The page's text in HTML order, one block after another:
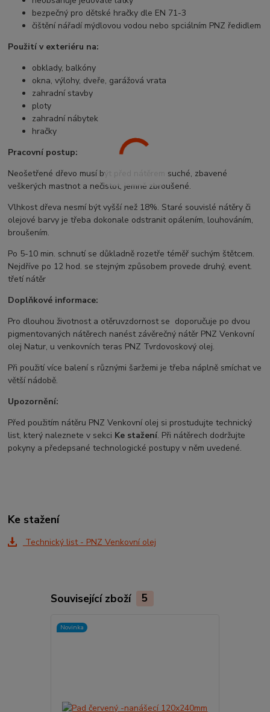
bezpečný pro dětské hračky dle EN 71-3
čištění nářadí mýdlovou vodou nebo spciálním PNZ ředidlem
Použití v exteriéru na:
obklady, balkóny
okna, výlohy, dveře, garážová vrata
zahradní stavby
ploty
zahradní nábytek
hračky
Pracovní postup:
Neošetřené dřevo musí být před nátěrem suché, zbavené
veškerých mastnot a nečistot, jemně zbroušené.
Vlhkost dřeva nesmí být vyšší než 18%. Staré souvislé nátěry či
olejové barvy je třeba dokonale odstranit opálením, louhováním,
broušením.
Po 5-10 min. schnutí se důkladně rozetře téměř suchým štětcem.
Nejdříve po 12 hod. se stejným způsobem provede druhý, event.
třetí nátěr
Doplňkové informace:
Pro dlouhou životnost a otěruvzdornost se doporučuje po dvou
pigmentovaných nátěrech nanést závěrečný nátěr PNZ Venkovní
olej Natur, u venkovních teras PNZ Tvrdovoskový olej.
Při použití více balení s různými šaržemi je třeba náplně smíchat ve
větší nádobě.
Upozornění:
Před použitím nátěru PNZ Venkovní olej si prostudujte technický
list, který naleznete v sekci Ke stažení. Při nátěrech dodržujte
pokyny a předepsané technologické postupy v něm uvedené.
Ke stažení
Technický list - PNZ Venkovní olej
Související zboží 5
Novinka